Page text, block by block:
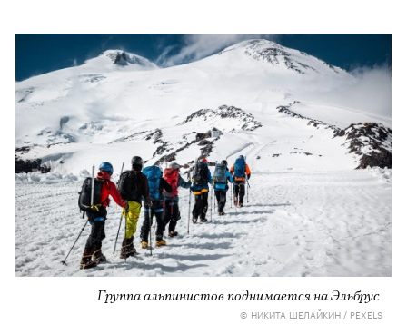
Группа альпинистов поднимается на Эльбрус
© НИКИТА ШЕЛАЙКИН / PEXELS